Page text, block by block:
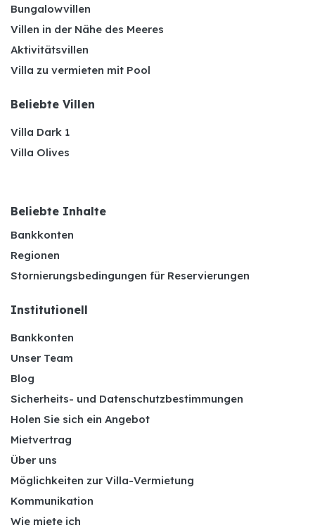
Bungalowvillen
Villen in der Nähe des Meeres
Aktivitätsvillen
Villa zu vermieten mit Pool
Beliebte Villen
Villa Dark 1
Villa Olives
Beliebte Inhalte
Bankkonten
Regionen
Stornierungsbedingungen für Reservierungen
Institutionell
Bankkonten
Unser Team
Blog
Sicherheits- und Datenschutzbestimmungen
Holen Sie sich ein Angebot
Mietvertrag
Über uns
Möglichkeiten zur Villa-Vermietung
Kommunikation
Wie miete ich